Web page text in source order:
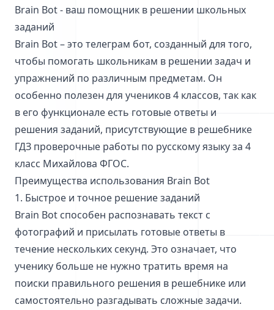
Brain Bot - ваш помощник в решении школьных
заданий
Brain Bot – это телеграм бот, созданный для того,
чтобы помогать школьникам в решении задач и
упражнений по различным предметам. Он
особенно полезен для учеников 4 классов, так как
в его функционале есть готовые ответы и
решения заданий, присутствующие в решебнике
ГДЗ проверочные работы по русскому языку за 4
класс Михайлова ФГОС.
Преимущества использования Brain Bot
1. Быстрое и точное решение заданий
Brain Bot способен распознавать текст с
фотографий и присылать готовые ответы в
течение нескольких секунд. Это означает, что
ученику больше не нужно тратить время на
поиски правильного решения в решебнике или
самостоятельно разгадывать сложные задачи.